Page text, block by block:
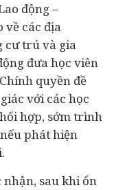
động –
về các địa
cư trú và gia
đưa học viên
quyền đề
với các học
hợp, sớm trình
phát hiện
nhận, sau khi ổn